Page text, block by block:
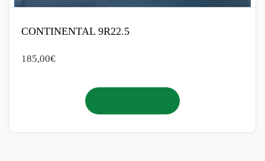
CONTINENTAL 9R22.5
185,00€